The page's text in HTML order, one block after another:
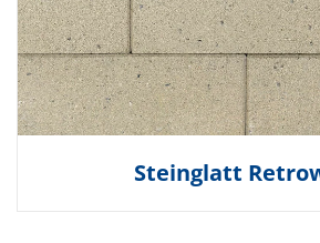
Steinglatt